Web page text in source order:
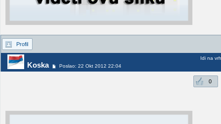
Profil
Koska Poslao: 22 Okt 2012 22:04
Idi na vrh
0